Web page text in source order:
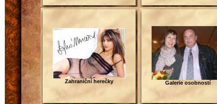
Zahraniční herečky Galerie osobností